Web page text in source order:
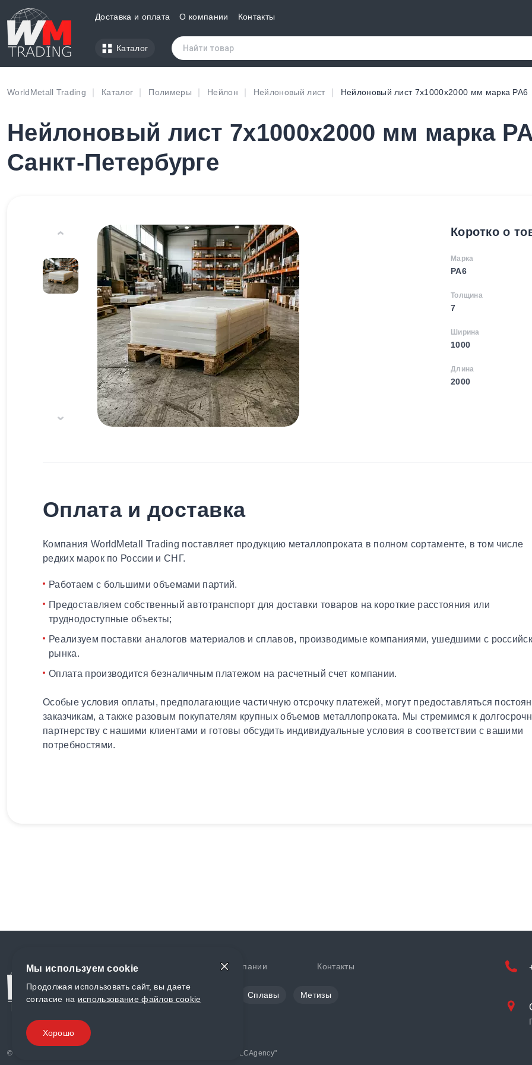
Доставка и оплата О компании Контакты
Каталог
WorldMetall Trading Каталог Полимеры Нейлон Нейлоновый лист Нейлоновый лист 7х1000х2000 мм марка PA6
Нейлоновый лист 7х1000х2000 мм марка
Санкт-Петербурге
Коротко о
Марка
PA6
Толщина
7
Ширина
1000
Длина
2000
Оплата и доставка
Компания WorldMetall Trading поставляет продукцию металлопроката в полном сортаменте, в том числе
редких марок по России и СНГ.
Работаем с большими объемами партий.
Предоставляем собственный автотранспорт для доставки товаров на короткие расстояния или
труднодоступные объекты;
Реализуем поставки аналогов материалов и сплавов, производимые компаниями, ушедшими с
рынка.
Оплата производится безналичным платежом на расчетный счет компании.
Особые условия оплаты, предполагающие частичную отсрочку платежей, могут предоставляться
заказчикам, а также разовым покупателям крупных объемов металлопроката. Мы стремимся к
партнерству с нашими клиентами и готовы обсудить индивидуальные условия в соответствии с вашими
потребностями.
Доставка и оплата О компании Контакты
Цветной металл Сплавы Метизы
© «World Metall» 2025, Разработка и комплексное продвижение " LCAgency"
Мы используем cookie
Продолжая использовать сайт, вы даете
согласие на использование файлов cookie
Хорошо